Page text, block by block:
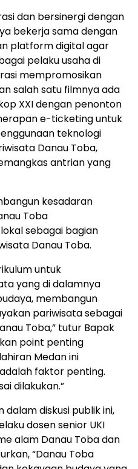
dan bersinergi dengan
bekerja sama dengan
platform digital agar
pelaku usaha di
mempromosikan
salah satu filmnya ada
XXI dengan penonton
e-ticketing untuk
teknologi
Danau Toba,
antrian yang
kesadaran
Toba
sebagai bagian
Danau Toba.
untuk
yang di dalamnya
membangun
pariwisata sebagai
Toba,” tutur Bapak
point penting
Medan ini
faktor penting.
dilakukan.”
diskusi publik ini,
dosen senior UKI
alam Danau Toba dan
“Danau Toba